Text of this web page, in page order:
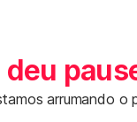
arrumando o